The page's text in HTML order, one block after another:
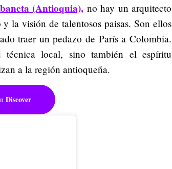
(Antioquia), no hay un arquitecto
la visión de talentosos paisas. Son ellos
traer un pedazo de París a Colombia.
técnica local, sino también el espíritu
a la región antioqueña.
Discover